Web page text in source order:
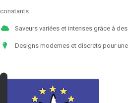
constants.
Saveurs variées et intenses grâce à
Designs modernes et discrets pour